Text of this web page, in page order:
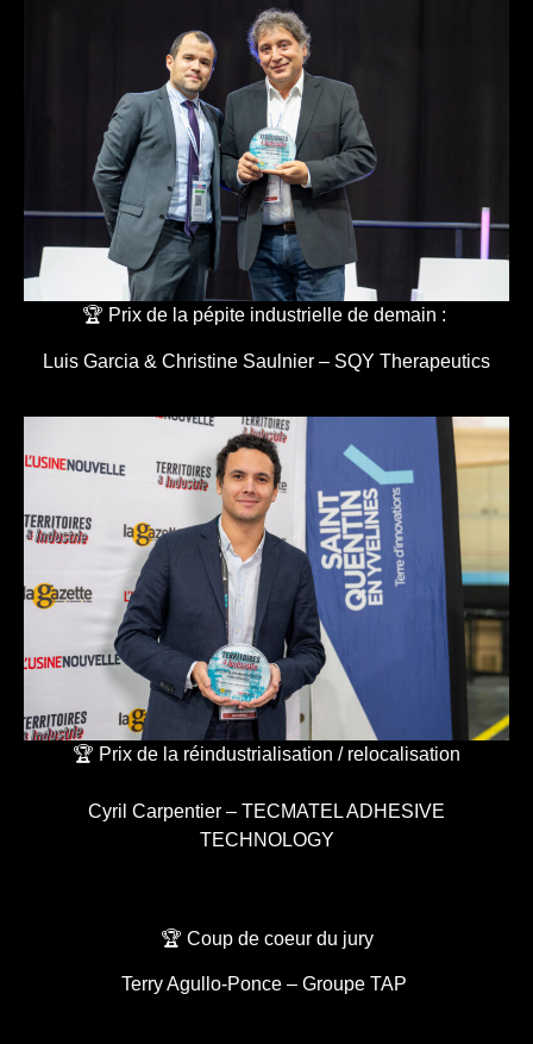
🏆 Prix de la pépite industrielle de demain :
Luis Garcia & Christine Saulnier – SQY Therapeutics
🏆 Prix de la réindustrialisation / relocalisation
Cyril Carpentier – TECMATEL ADHESIVE
TECHNOLOGY
🏆 Coup de coeur du jury
Terry Agullo-Ponce – Groupe TAP